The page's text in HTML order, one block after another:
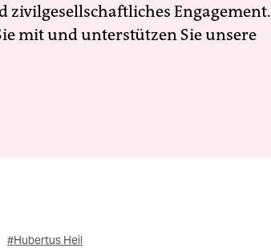
zivilgesellschaftliches Engagement.
mit und unterstützen Sie unsere
#Hubertus Heil